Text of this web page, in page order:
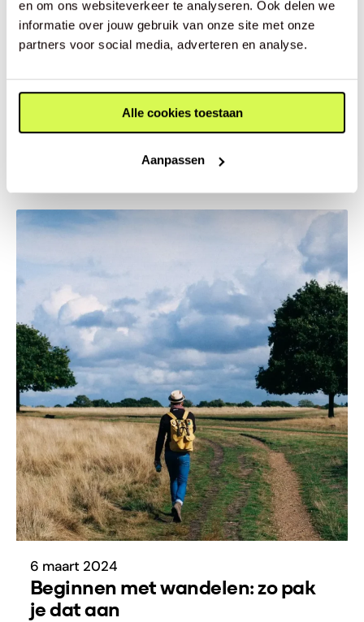
en om ons websiteverkeer te analyseren. Ook delen we
informatie over jouw gebruik van onze site met onze
partners voor social media, adverteren en analyse.
Alle cookies toestaan
Aanpassen
(handig!)
In deze checklist voor een meerdaagse
Opslaan, afvinken en gaan!
6 maart 2024
Beginnen met wandelen: zo pak
je dat aan